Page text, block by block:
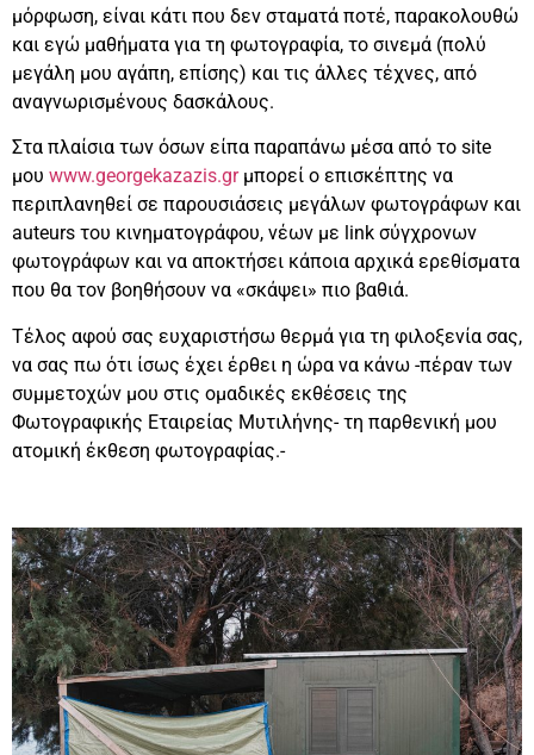
μόρφωση, είναι κάτι που δεν σταματά ποτέ, παρακολουθώ
και εγώ μαθήματα για τη φωτογραφία, το σινεμά (πολύ
μεγάλη μου αγάπη, επίσης) και τις άλλες τέχνες, από
αναγνωρισμένους δασκάλους.
Στα πλαίσια των όσων είπα παραπάνω μέσα από το site
μου www.georgekazazis.grμπορεί ο επισκέπτης να
περιπλανηθεί σε παρουσιάσεις μεγάλων φωτογράφων και
auteurs του κινηματογράφου, νέων με link σύγχρονων
φωτογράφων και να αποκτήσει κάποια αρχικά ερεθίσματα
που θα τον βοηθήσουν να «σκάψει» πιο βαθιά.
Τέλος αφού σας ευχαριστήσω θερμά για τη φιλοξενία σας,
να σας πω ότι ίσως έχει έρθει η ώρα να κάνω -πέραν των
συμμετοχών μου στις ομαδικές εκθέσεις της
Φωτογραφικής Εταιρείας Μυτιλήνης- τη παρθενική μου
ατομική έκθεση φωτογραφίας.-